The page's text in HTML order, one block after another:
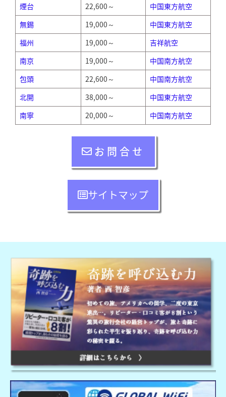
煙台
22,600～
中国東方航空
無錫
19,000～
中国東方航空
福州
19,000～
吉祥航空
南京
19,000～
中国南方航空
包頭
22,600～
中国南方航空
北開
38,000～
中国東方航空
南寧
20,000～ 中国南方航空
お問合せ
サイトマップ